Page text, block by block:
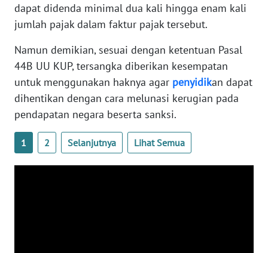
dapat didenda minimal dua kali hingga enam kali
jumlah pajak dalam faktur pajak tersebut.
Namun demikian, sesuai dengan ketentuan Pasal
44B UU KUP, tersangka diberikan kesempatan
untuk menggunakan haknya agar penyidikan dapat
dihentikan dengan cara melunasi kerugian pada
pendapatan negara beserta sanksi.
1 2 Selanjutnya Lihat Semua
PAPUA
WN
PAPUA
BARAT
WN
RIAU